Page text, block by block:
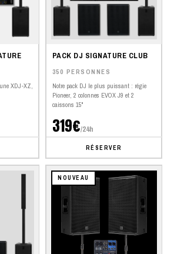
XDJ-XZ,
PACK DJ SIGNATURE CLUB
350 PERSONNES
Notre pack DJ le plus puissant : régie
Pioneer, 2 colonnes EVOX J9 et 2
caissons 15"
319€/24h
RÉSERVER
NOUVEAU